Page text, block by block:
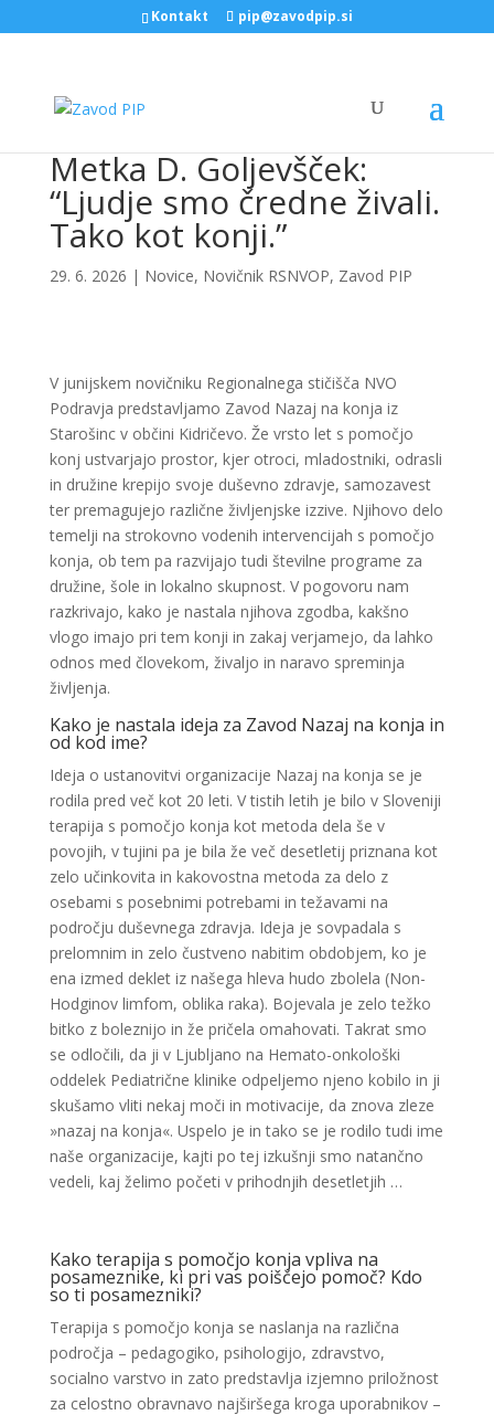
Kontakt pip@zavodpip.si
Metka D. Goljevšček:
“Ljudje smo čredne živali.
Tako kot konji.”
29. 6. 2026 | Novice, Novičnik RSNVOP, Zavod PIP
V junijskem novičniku Regionalnega stičišča NVO
Podravja predstavljamo Zavod Nazaj na konja iz
Starošinc v občini Kidričevo. Že vrsto let s pomočjo
konj ustvarjajo prostor, kjer otroci, mladostniki, odrasli
in družine krepijo svoje duševno zdravje, samozavest
ter premagujejo različne življenjske izzive. Njihovo delo
temelji na strokovno vodenih intervencijah s pomočjo
konja, ob tem pa razvijajo tudi številne programe za
družine, šole in lokalno skupnost. V pogovoru nam
razkrivajo, kako je nastala njihova zgodba, kakšno
vlogo imajo pri tem konji in zakaj verjamejo, da lahko
odnos med človekom, živaljo in naravo spreminja
življenja.
Kako je nastala ideja za Zavod Nazaj na konja in
od kod ime?
Ideja o ustanovitvi organizacije Nazaj na konja se je
rodila pred več kot 20 leti. V tistih letih je bilo v Sloveniji
terapija s pomočjo konja kot metoda dela še v
povojih, v tujini pa je bila že več desetletij priznana kot
zelo učinkovita in kakovostna metoda za delo z
osebami s posebnimi potrebami in težavami na
področju duševnega zdravja. Ideja je sovpadala s
prelomnim in zelo čustveno nabitim obdobjem, ko je
ena izmed deklet iz našega hleva hudo zbolela (Non-
Hodginov limfom, oblika raka). Bojevala je zelo težko
bitko z boleznijo in že pričela omahovati. Takrat smo
se odločili, da ji v Ljubljano na Hemato-onkološki
oddelek Pediatrične klinike odpeljemo njeno kobilo in ji
skušamo vliti nekaj moči in motivacije, da znova zleze
»nazaj na konja«. Uspelo je in tako se je rodilo tudi ime
naše organizacije, kajti po tej izkušnji smo natančno
vedeli, kaj želimo početi v prihodnjih desetletjih …
Kako terapija s pomočjo konja vpliva na
posameznike, ki pri vas poiščejo pomoč? Kdo
so ti posamezniki?
Terapija s pomočjo konja se naslanja na različna
področja – pedagogiko, psihologijo, zdravstvo,
socialno varstvo in zato predstavlja izjemno priložnost
za celostno obravnavo najširšega kroga uporabnikov –